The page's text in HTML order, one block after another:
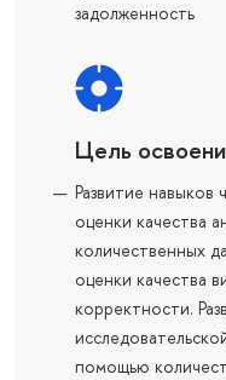
задолженность
Цель
Развитие навыков
оценки качества
количественных
оценки качества
корректности.
помощью